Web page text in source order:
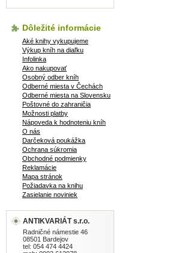
Dôležité informácie
Aké knihy vykupujeme
Výkup kníh na diaľku
Infolinka
Ako nakupovať
Osobný odber kníh
Odberné miesta v Čechách
Odberné miesta na Slovensku
Poštovné do zahraničia
Možnosti platby
Nápoveda k hodnoteniu kníh
O nás
Darčeková poukážka
Ochrana súkromia
Obchodné podmienky
Reklamácie
Mapa stránok
Požiadavka na knihu
Zasielanie noviniek
ANTIKVARIÁT s.r.o.
Radničné námestie 46
08501 Bardejov
tel: 054 474 4424